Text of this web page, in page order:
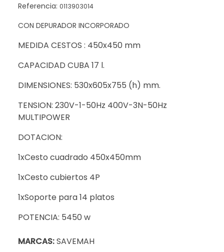
Referencia: 0113903014
CON DEPURADOR INCORPORADO
MEDIDA CESTOS : 450x450 mm
CAPACIDAD CUBA 17 l.
DIMENSIONES: 530x605x755 (h) mm.
TENSION: 230V-1-50Hz 400V-3N-50Hz
MULTIPOWER
DOTACION:
1xCesto cuadrado 450x450mm
1xCesto cubiertos 4P
1xSoporte para 14 platos
POTENCIA: 5450 w
MARCAS:SAVEMAH